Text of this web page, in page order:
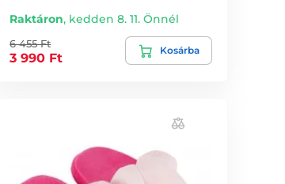
Raktáron, kedden 8. 11. Önnél
6 455 Ft
3 990 Ft
Kosárba